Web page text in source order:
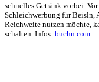
schnelles Getränk vorbei.
Schleichwerbung für Beisln,
Reichweite nutzen möchte,
schalten. Infos: buchn.com